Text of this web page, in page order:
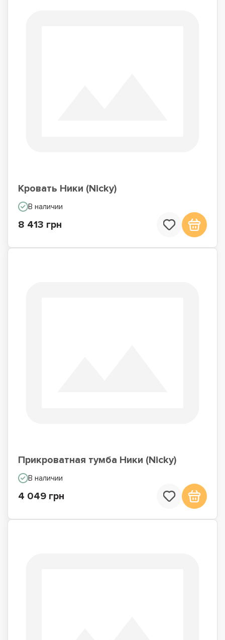
Кровать Ники (Nicky)
В наличии
8 413 грн
Прикроватная тумба Ники (Nicky)
В наличии
4 049 грн